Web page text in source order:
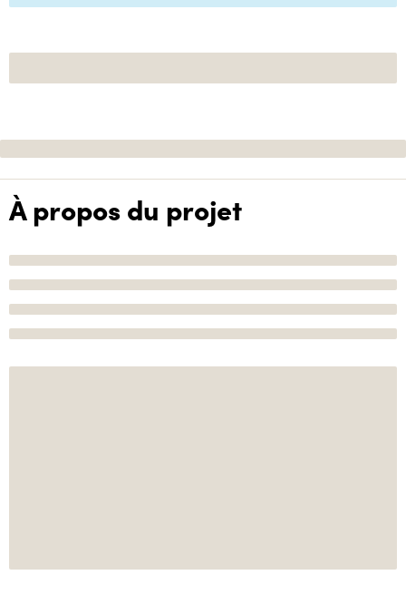
À propos du projet